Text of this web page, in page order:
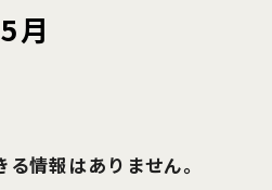
月
情報はありません。